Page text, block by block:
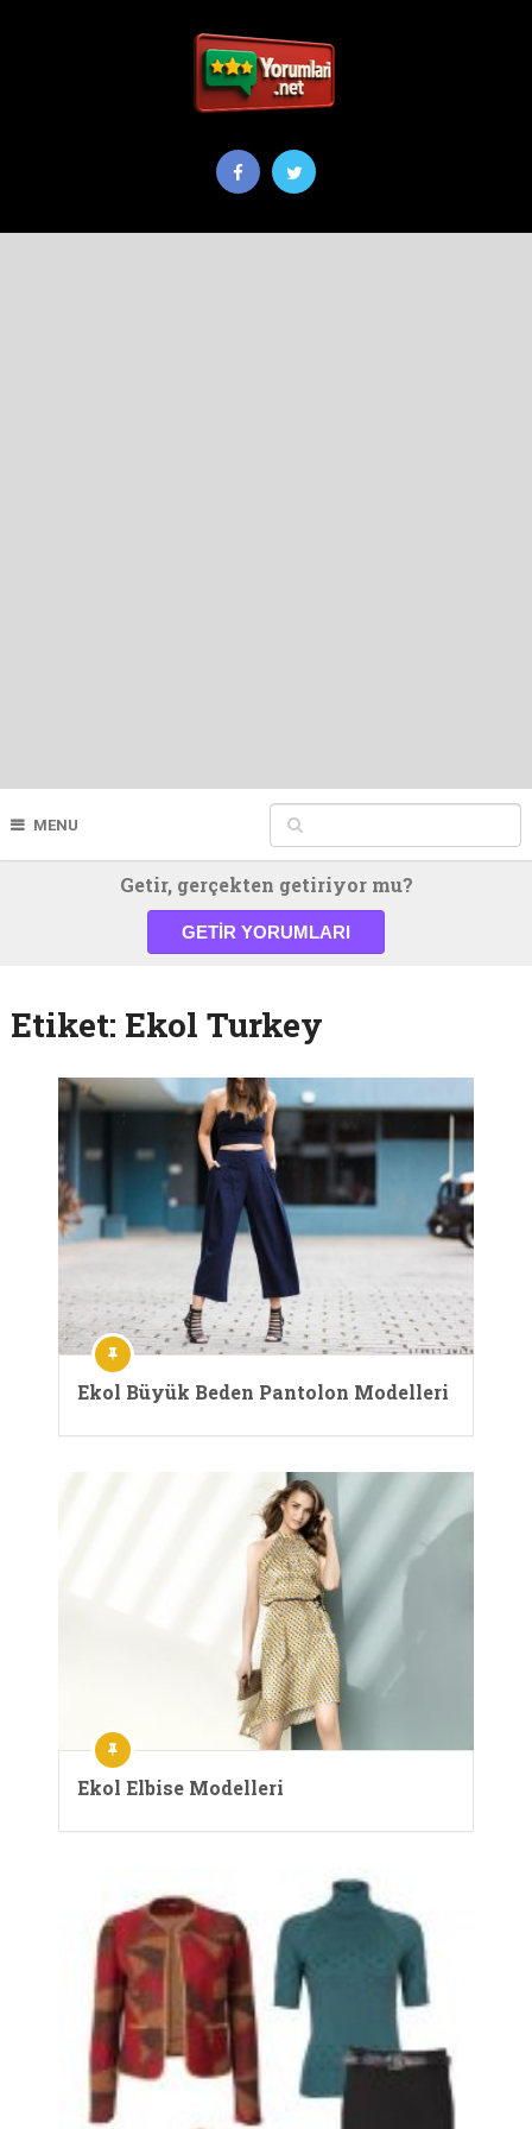
MENU
Getir, gerçekten getiriyor mu?
GETIR YORUMLARI
Etiket: Ekol Turkey
Ekol Büyük Beden Pantolon Modelleri
Ekol Elbise Modelleri